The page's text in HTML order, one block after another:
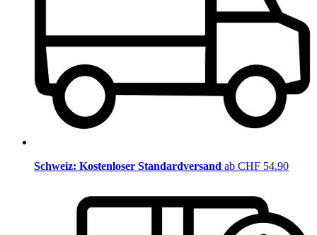
Schweiz: Kostenloser Standardversand ab CHF 54.90